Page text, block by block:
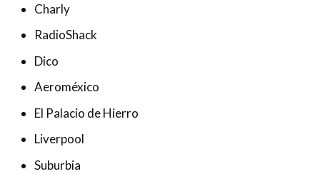
Charly
RadioShack
Dico
Aeroméxico
El Palacio de Hierro
Liverpool
Suburbia